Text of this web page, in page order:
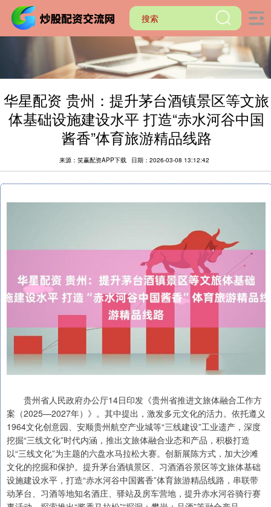
华星配资 贵州：提升茅台酒镇景区等文旅
体基础设施建设水平 打造“赤水河谷中国
酱香”体育旅游精品线路
来源：笑赢配资APP下载 日期：2026-03-08 13:12:42
贵州省人民政府办公厅14日印发《贵州省推进文旅体融合工作方
案（2025—2027年）》。其中提出，激发多元文化的活力。依托遵义
1964文化创意园、安顺贵州航空产业城等“三线建设”工业遗产，深度
挖掘“三线文化”时代内涵，推出文旅体融合业态和产品，积极打造
以“三线文化”为主题的六盘水马拉松大赛。创新展陈方式，加大沙滩
文化的挖掘和保护。提升茅台酒镇景区、习酒酒谷景区等文旅体基础
设施建设水平，打造“赤水河谷中国酱香”体育旅游精品线路，串联带
动茅台、习酒等地知名酒庄、驿站及房车营地，提升赤水河谷骑行赛